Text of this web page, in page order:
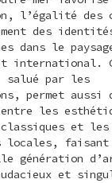
l’égalité des
des
dans le
international.
salué par les
permet aussi
les
classiques et les
faisant
génération
et